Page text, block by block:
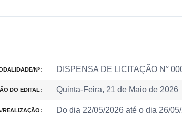
Nº: DISPENSA DE LICITAÇÃO N°
DO EDITAL: Quinta-Feira, 21 de Maio de 2026
REALIZAÇÃO: Do dia 22/05/2026 até o dia 26/